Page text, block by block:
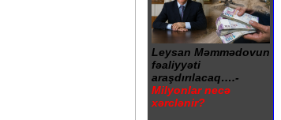
Leysan Məmmədovun
fəaliyyəti
araşdırılacaq….-
Milyonlar necə
xərclənir?